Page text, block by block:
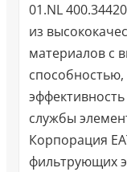
01.NL
из
материалов с
службы
Корпорация
фильтрующих